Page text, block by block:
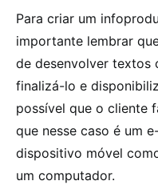
Para criar um
importante lembrar
de desenvolver textos
finalizá-lo e
possível que o cliente
que nesse caso é um
dispositivo móvel
um computador.